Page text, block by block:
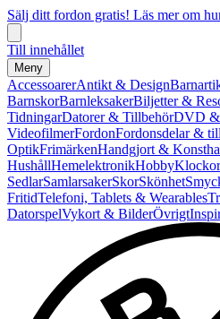
Sälj ditt fordon gratis! Läs mer om
Till innehållet
Meny
AccessoarerAntikt & Design
BarnskorBarnleksakerBiljetter &
TidningarDatorer & TillbehörDVD &
VideofilmerFordonFordonsdelar &
OptikFrimärkenHandgjort &
HushållHemelektronikHobbyKlockor
SedlarSamlarsakerSkorSkönhet
FritidTelefoni, Tablets & Wearables
DatorspelVykort & BilderÖvrigt